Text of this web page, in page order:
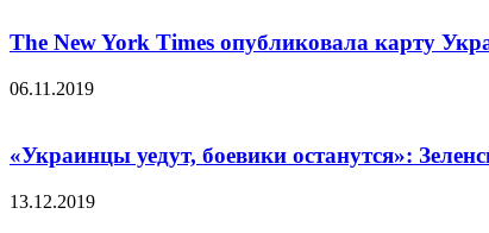
The New York Times опубликовала карту
06.11.2019
«Украинцы уедут, боевики останутся»:
13.12.2019